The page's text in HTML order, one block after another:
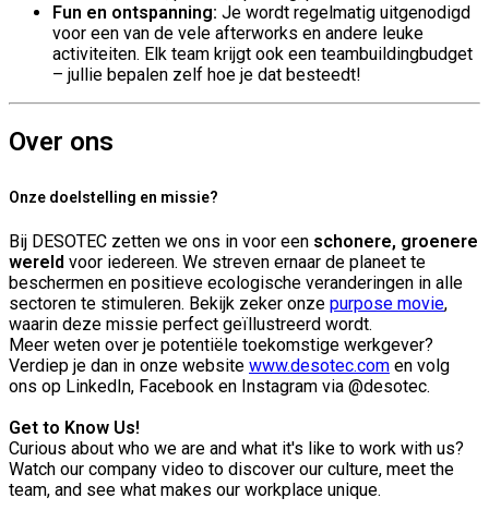
Fun en ontspanning: Je wordt regelmatig uitgenodigd
voor een van de vele afterworks en andere leuke
activiteiten. Elk team krijgt ook een teambuildingbudget
– jullie bepalen zelf hoe je dat besteedt!
Over ons
Onze doelstelling en missie?
Bij DESOTEC zetten we ons in voor een schonere, groenere
wereld voor iedereen. We streven ernaar de planeet te
beschermen en positieve ecologische veranderingen in alle
sectoren te stimuleren. Bekijk zeker onze purpose movie,
waarin deze missie perfect geïllustreerd wordt.
Meer weten over je potentiële toekomstige werkgever?
Verdiep je dan in onze website www.desotec.com en volg
ons op LinkedIn, Facebook en Instagram via @desotec.
Get to Know Us!
Curious about who we are and what it's like to work with us?
Watch our company video to discover our culture, meet the
team, and see what makes our workplace unique.